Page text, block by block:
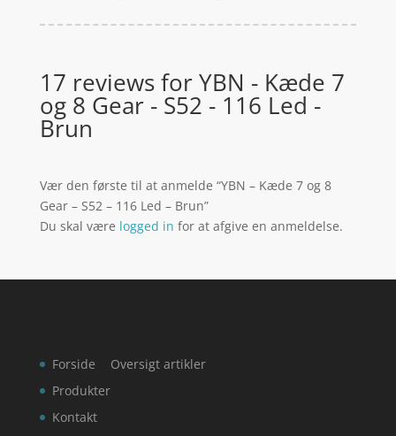
17 reviews forYBN - Kæde 7
og 8 Gear - S52 - 116 Led -
Brun
Vær den første til at anmelde “YBN – Kæde 7 og 8
Gear – S52 – 116 Led – Brun”
Du skal være logged in for at afgive en anmeldelse.
Forside
Produkter
Kontakt
Oversigt artikler